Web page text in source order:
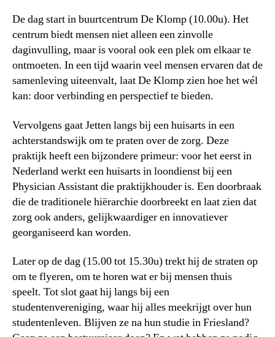
De dag start in buurtcentrum De Klomp (10.00u). Het
centrum biedt mensen niet alleen een zinvolle
daginvulling, maar is vooral ook een plek om elkaar te
ontmoeten. In een tijd waarin veel mensen ervaren dat de
samenleving uiteenvalt, laat De Klomp zien hoe het wél
kan: door verbinding en perspectief te bieden.
Vervolgens gaat Jetten langs bij een huisarts in een
achterstandswijk om te praten over de zorg. Deze
praktijk heeft een bijzondere primeur: voor het eerst in
Nederland werkt een huisarts in loondienst bij een
Physician Assistant die praktijkhouder is. Een doorbraak
die de traditionele hiërarchie doorbreekt en laat zien dat
zorg ook anders, gelijkwaardiger en innovatiever
georganiseerd kan worden.
Later op de dag (15.00 tot 15.30u) trekt hij de straten op
om te flyeren, om te horen wat er bij mensen thuis
speelt. Tot slot gaat hij langs bij een
studentenvereniging, waar hij alles meekrijgt over hun
studentenleven. Blijven ze na hun studie in Friesland?